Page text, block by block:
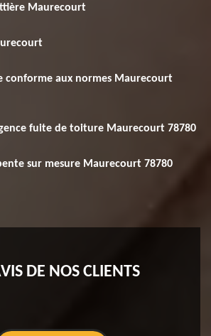
Maurecourt
conforme aux normes Maurecourt
fuite de toiture Maurecourt 78780
sur mesure Maurecourt 78780
DE NOS CLIENTS